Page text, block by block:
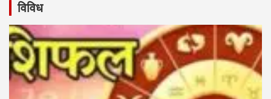
विविध